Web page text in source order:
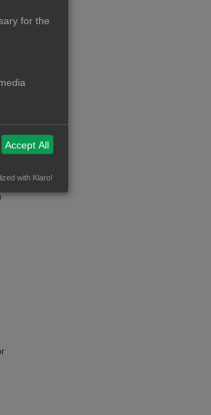
for the
Accept All
with Klaro!